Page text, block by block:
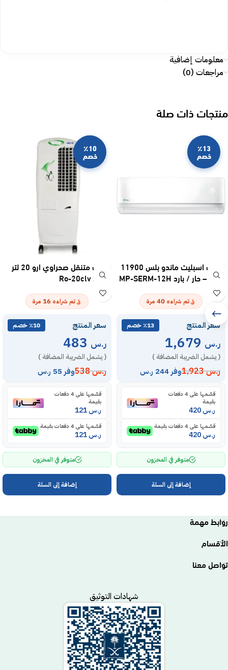
معلومات إضافية
مراجعات (0)
منتجات ذات صلة
٪13
خصم
مكيف اسبليت ماندو بلس 11900
وحدة – حار / بارد MP-SERM-12H
تم شراءه 40 مرة
سعر المنتج ٪13 خصم
ر.س
( يشمل الضريبة المضافة )
ر.س1,923 وفر 244 ر.س
قسّمها على 4 دفعات
بقيمة
ر.س
قسّمها على 4 دفعات بقيمة
ر.س
متوفر في المخزون
إضافة إلى السلة
٪10
خصم
مكيف متنقل صحراوي ارو 20 لتر
كرتون Ro-20clv
تم شراءه 16 مرة
سعر المنتج ٪10 خصم
ر.س
( يشمل الضريبة المضافة )
ر.س538 وفر 55 ر.س
قسّمها على 4 دفعات
بقيمة
ر.س
قسّمها على 4 دفعات بقيمة
ر.س
متوفر في المخزون
إضافة إلى السلة
روابط مهمة
الأقسام
تواصل معنا
شهادات التوثيق